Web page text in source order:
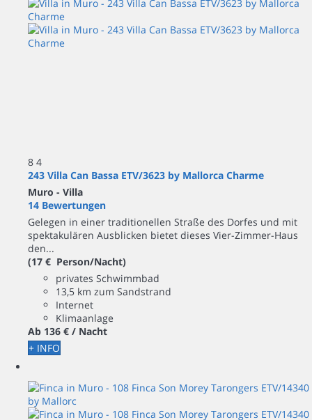
8 4
243 Villa Can Bassa ETV/3623 by Mallorca Charme
Muro - Villa
14 Bewertungen
Gelegen in einer traditionellen Straße des Dorfes und mit
spektakulären Ausblicken bietet dieses Vier-Zimmer-Haus
den...
(17 € Person/Nacht)
privates Schwimmbad
13,5 km zum Sandstrand
Internet
Klimaanlage
Ab 136 € / Nacht
+ INFO